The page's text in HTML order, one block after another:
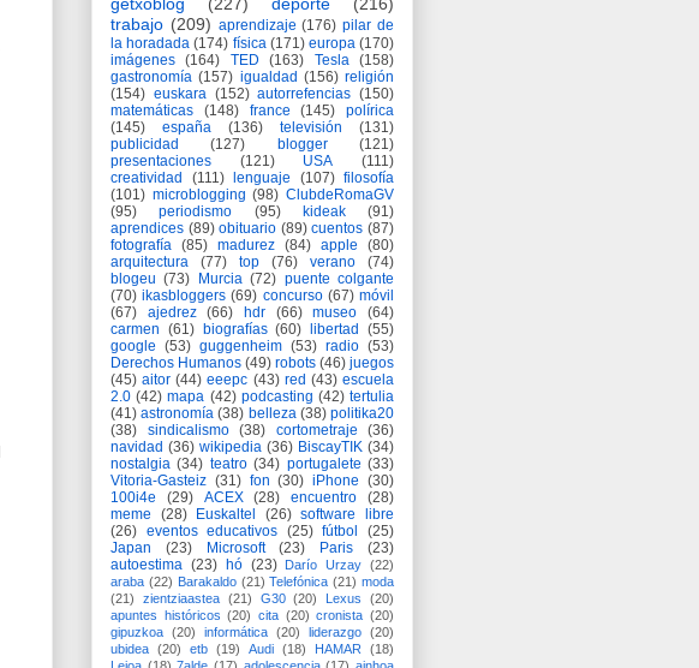
trabajo (209) aprendizaje (176) pilar de
la horadada (174) física (171) europa (170)
imágenes
(164) TED (163) Tesla
(158)
gastronomía (157) igualdad (156) religión
(154) euskara (152) autorrefencias (150)
matemáticas
(148) france (145)
polírica
(145)
españa (136) televisión
(131)
publicidad
(127) blogger
(121)
presentaciones
(121) USA
(111)
creatividad
(111) lenguaje (107) filosofía
(101) microblogging (98) ClubdeRomaGV
(95)
periodismo (95) kideak
(91)
aprendices (89) obituario (89) cuentos (87)
fotografía (85) madurez (84) apple
(80)
arquitectura
(77) top (76) verano
(74)
blogeu (73) Murcia (72) puente colgante
(70) ikasbloggers (69) concurso (67) móvil
(67)
ajedrez (66) hdr (66) museo
(64)
carmen (61) biografías (60) libertad
(55)
google (53) guggenheim (53) radio (53)
Derechos Humanos (49) robots (46) juegos
(45) aitor (44) eeepc (43) red (43) escuela
2.0 (42) mapa (42) podcasting (42) tertulia
(41) astronomía (38) belleza (38) politika20
(38)
sindicalismo (38) cortometraje
(36)
navidad (36) wikipedia (36) BiscayTIK (34)
nostalgia (34) teatro (34) portugalete (33)
Vitoria-Gasteiz (31) fon (30) iPhone (30)
100i4e
(29) ACEX (28) encuentro
(28)
meme
(28) Euskaltel (26) software libre
(26) eventos educativos (25) fútbol
(25)
Japan
(23) Microsoft (23) Paris
(23)
autoestima (23) hó (23) Darío Urzay (22)
araba (22) Barakaldo (21) Telefónica (21) moda
(21)
zientziaastea (21) G30 (20) Lexus
(20)
apuntes históricos (20) cita (20) cronista (20)
gipuzkoa (20) informática (20) liderazgo (20)
ubidea (20) etb (19) Audi (18) HAMAR
(18)